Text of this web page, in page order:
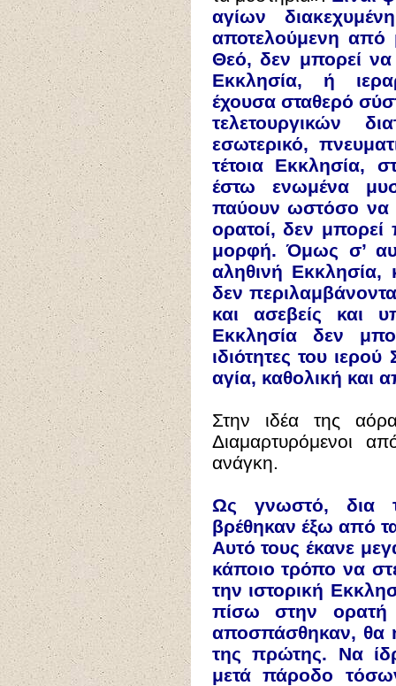
αγίων
αποτελούμενη από
Θεό, δεν μπορεί να
Εκκλησία, ή
έχουσα σταθερό
τελετουργικών
εσωτερικό,
τέτοια Εκκλησία,
έστω ενωμένα
παύουν ωστόσο να
ορατοί, δεν
μορφή. Όμως σ’
αληθινή
δεν
και ασεβείς και
Εκκλησία δεν
ιδιότητες του
αγία, καθολική και
Στην ιδέα της
Διαμαρτυρόμενοι
ανάγκη.
Ως γνωστό, δια
βρέθηκαν έξω από
Αυτό τους έκανε
κάποιο τρόπο να
την ιστορική
πίσω στην
αποσπάσθηκαν, θα
της πρώτης. Να
μετά πάροδο